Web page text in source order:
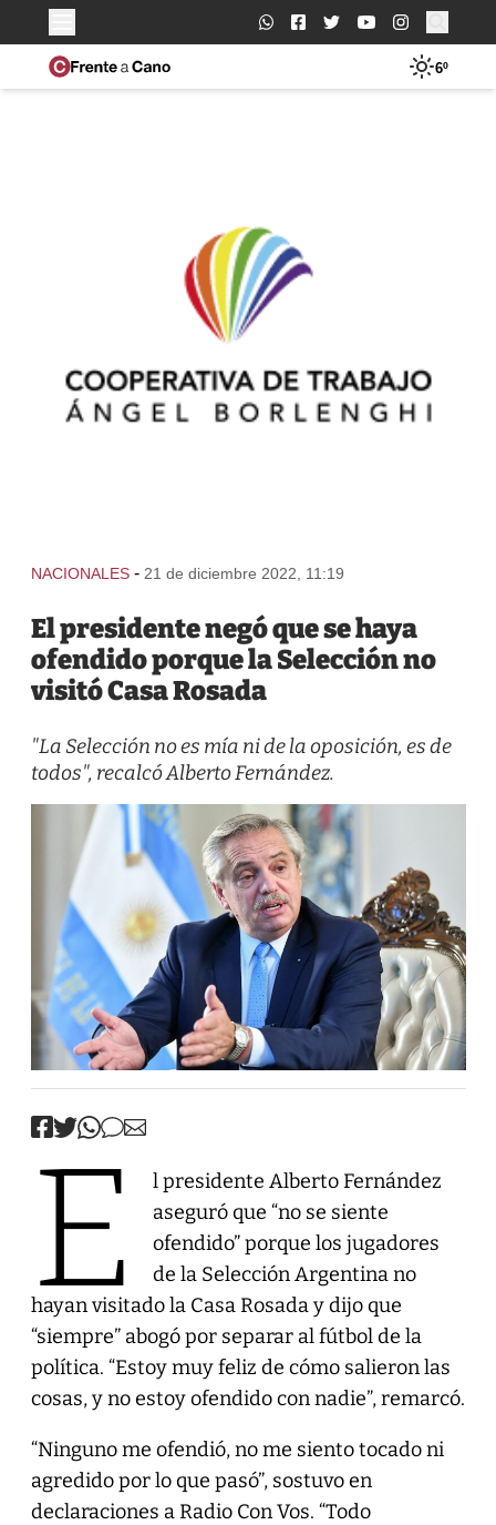
Buscar:
6º
NACIONALES - 21 de diciembre 2022, 11:19
El presidente negó que se haya
ofendido porque la Selección no
visitó Casa Rosada
"La Selección no es mía ni de la oposición, es de
todos", recalcó Alberto Fernández.
E
l presidente Alberto Fernández
aseguró que “no se siente
ofendido” porque los jugadores
de la Selección Argentina no
hayan visitado la Casa Rosada y dijo que
“siempre” abogó por separar al fútbol de la
política. “Estoy muy feliz de cómo salieron las
cosas, y no estoy ofendido con nadie”, remarcó.
“Ninguno me ofendió, no me siento tocado ni
agredido por lo que pasó”, sostuvo en
declaraciones a Radio Con Vos. “Todo